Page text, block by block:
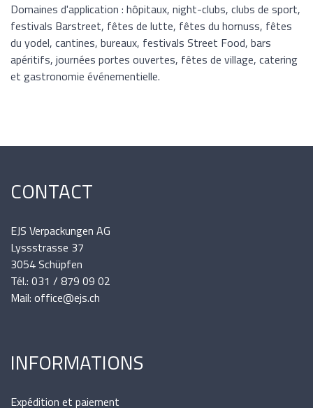
Domaines d'application : hôpitaux, night-clubs, clubs de sport,
festivals Barstreet, fêtes de lutte, fêtes du hornuss, fêtes
du yodel, cantines, bureaux, festivals Street Food, bars
apéritifs, journées portes ouvertes, fêtes de village, catering
et gastronomie événementielle.
CONTACT
EJS Verpackungen AG
Lyssstrasse 37
3054 Schüpfen
Tél.: 031 / 879 09 02
Mail: office@ejs.ch
INFORMATIONS
Expédition et paiement